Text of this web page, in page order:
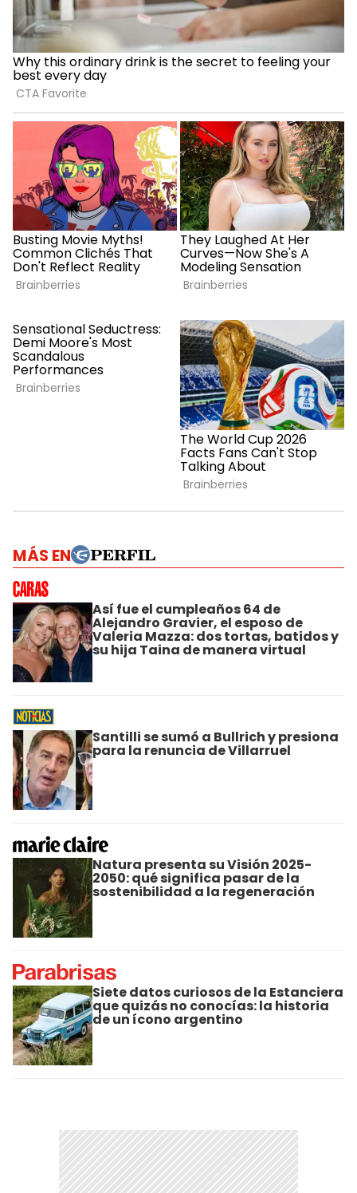
MÁS EN
Así fue el cumpleaños 64 de
Alejandro Gravier, el esposo de
Valeria Mazza: dos tortas, batidos y
su hija Taina de manera virtual
Santilli se sumó a Bullrich y presiona
para la renuncia de Villarruel
Natura presenta su Visión 2025-
2050: qué significa pasar de la
sostenibilidad a la regeneración
Siete datos curiosos de la Estanciera
que quizás no conocías: la historia
de un ícono argentino